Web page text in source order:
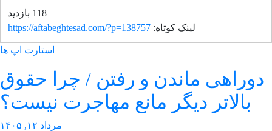
118 بازدید
لینک کوتاه:https://aftabeghtesad.com/?p=138757
استارت اپ ها
ماندن و رفتن / چرا حقوق
بالاتر دیگر مانع مهاجرت نیست؟
مرداد ۱۲, ۱۴۰۵